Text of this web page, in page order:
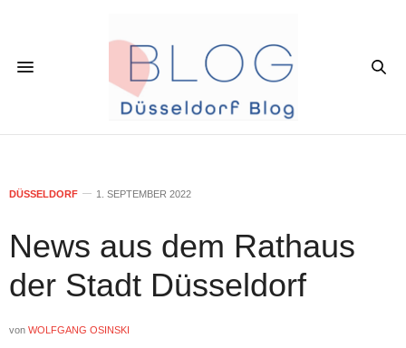
DÜSSELDORF 1. SEPTEMBER 2022
News aus dem Rathaus
der Stadt Düsseldorf
von WOLFGANG OSINSKI